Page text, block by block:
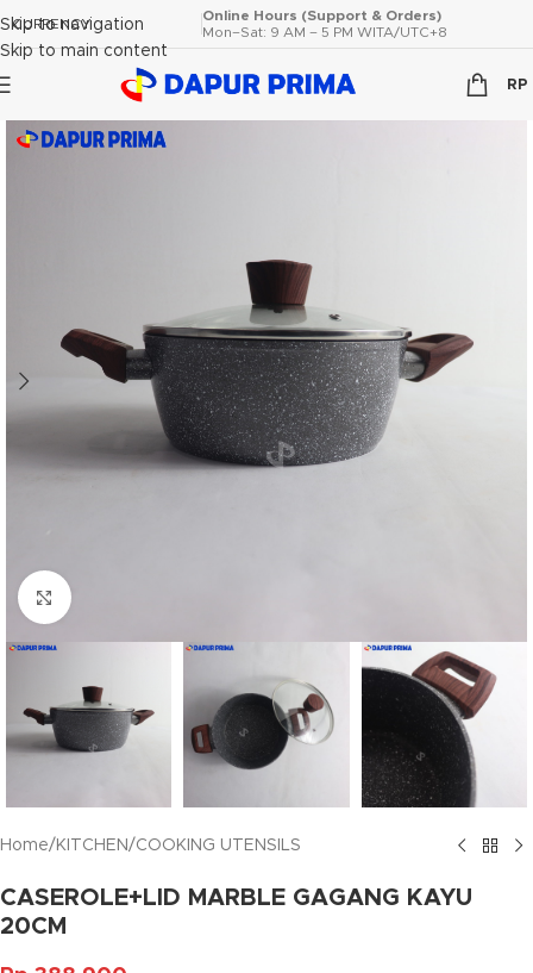
Skip to navigation
Skip to main content
CURRENCY
Online Hours (Support & Orders)
Mon–Sat: 9 AM – 5 PM WITA/UTC+8
RP
Click to enlarge
Home/ KITCHEN/COOKING UTENSILS
CASEROLE+LID MARBLE GAGANG KAYU
20CM